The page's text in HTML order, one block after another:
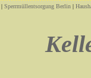
| Sperrmüllentsorgung Berlin |